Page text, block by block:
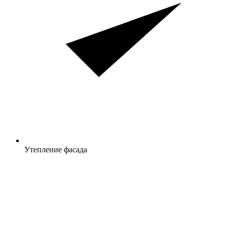
Утепление фасада